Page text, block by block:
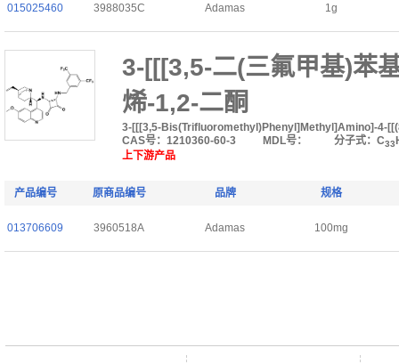
015025460 3988035C Adamas 1g
3-[[[3,5-二(三氟甲基)苯
烯-1,2-二酮
3-[[[3,5-Bis(Trifluoromethyl)Phenyl]Methyl]Amino]-4-
CAS号：1210360-60-3
MDL号： 分子式：C33
上下游产品
产品编号 原商品编号 品牌 规格
013706609 3960518A Adamas 100mg